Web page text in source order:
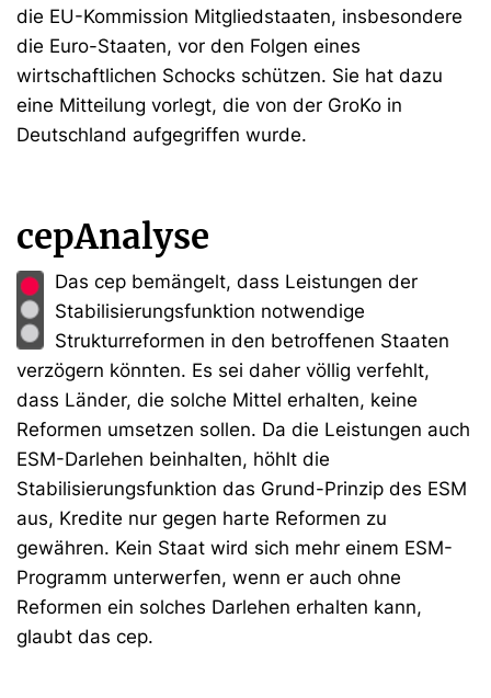
die EU-Kommission Mitgliedstaaten, insbesondere
die Euro-Staaten, vor den Folgen eines
wirtschaftlichen Schocks schützen. Sie hat dazu
eine Mitteilung vorlegt, die von der GroKo in
Deutschland aufgegriffen wurde.
cepAnalyse
Das cep bemängelt, dass Leistungen der
Stabilisierungsfunktion notwendige
Strukturreformen in den betroffenen Staaten
verzögern könnten. Es sei daher völlig verfehlt,
dass Länder, die solche Mittel erhalten, keine
Reformen umsetzen sollen. Da die Leistungen auch
ESM-Darlehen beinhalten, höhlt die
Stabilisierungsfunktion das Grund-Prinzip des ESM
aus, Kredite nur gegen harte Reformen zu
gewähren. Kein Staat wird sich mehr einem ESM-
Programm unterwerfen, wenn er auch ohne
Reformen ein solches Darlehen erhalten kann,
glaubt das cep.